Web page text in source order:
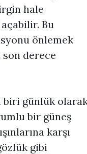
hale
Bu
önlemek
derece
biri günlük
bir güneş
karşı
gibi